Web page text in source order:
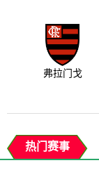
弗拉门戈
热门赛事